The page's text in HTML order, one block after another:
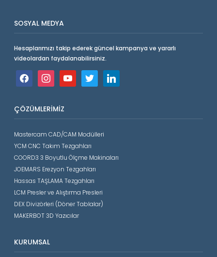
SOSYAL MEDYA
Hesaplarımızı takip ederek güncel kampanya ve yararlı
videolardan faydalanabilirsiniz.
facebookinstagramyoutube twitter linkedin
ÇÖZÜMLERIMIZ
Mastercam CAD/CAM Modülleri
YCM CNC Takım Tezgahları
COORD3 3 Boyutlu Ölçme Makinaları
JOEMARS Erezyon Tezgahları
Hassas TAŞLAMA Tezgahları
LCM Presler ve Alıştırma Presleri
DEX Divizörleri (Döner Tablalar)
MAKERBOT 3D Yazıcılar
KURUMSAL